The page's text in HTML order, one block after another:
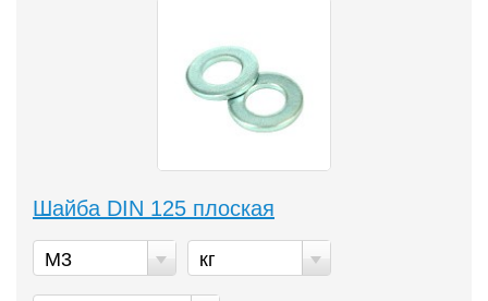
Шайба DIN 125 плоская
М3 кг